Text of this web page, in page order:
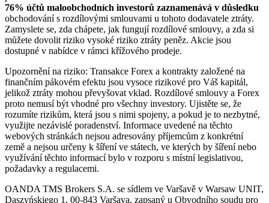
76% účtů maloobchodních investorů zaznamenává v důsledku
obchodování s rozdílovými smlouvami u tohoto dodavatele ztráty.
Zamyslete se, zda chápete, jak fungují rozdílové smlouvy, a zda si
můžete dovolit riziko vysoké riziko ztráty peněz. Akcie jsou
dostupné v nabídce v rámci křížového prodeje.
Upozornění na riziko: Transakce Forex a kontrakty založené na
finančním pákovém efektu jsou vysoce rizikové pro Váš kapitál,
jelikož ztráty mohou převyšovat vklad. Rozdílové smlouvy a Forex
proto nemusí být vhodné pro všechny investory. Ujistěte se, že
rozumíte rizikům, která jsou s nimi spojeny, a pokud je to nezbytné,
využijte nezávislé poradenství. Informace uvedené na těchto
webových stránkách nejsou adresovány příjemcům z konkrétní
země a nejsou určeny k šíření ve státech, ve kterých by šíření nebo
využívání těchto informací bylo v rozporu s místní legislativou,
požadavky a regulacemi.
OANDA TMS Brokers S.A. se sídlem ve Varšavě v Warsaw UNIT,
Daszyńskiego 1, 00-843 Varšava, zapsaný u Obvodního soudu pro